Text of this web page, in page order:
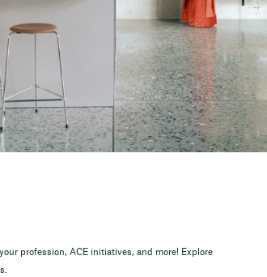
profession, ACE initiatives, and more! Explore